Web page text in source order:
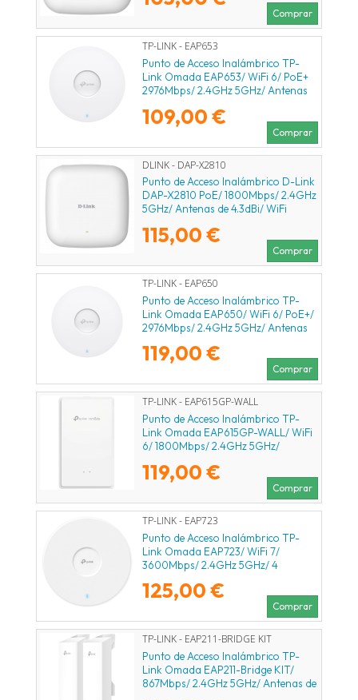
Comprar
TP-LINK - EAP653
Punto de Acceso Inalámbrico TP-
Link Omada EAP653/ WiFi 6/ PoE+
2976Mbps/ 2.4GHz 5GHz/ Antenas
109,00 €
Comprar
DLINK - DAP-X2810
Punto de Acceso Inalámbrico D-Link
DAP-X2810 PoE/ 1800Mbps/ 2.4GHz
5GHz/ Antenas de 4.3dBi/ WiFi
115,00 €
Comprar
TP-LINK - EAP650
Punto de Acceso Inalámbrico TP-
Link Omada EAP650/ WiFi 6/ PoE+/
2976Mbps/ 2.4GHz 5GHz/ Antenas
119,00 €
Comprar
TP-LINK - EAP615GP-WALL
Punto de Acceso Inalámbrico TP-
Link Omada EAP615GP-WALL/ WiFi
6/ 1800Mbps/ 2.4GHz 5GHz/
a/b/g/n/ac/ax
119,00 €
Comprar
TP-LINK - EAP723
Punto de Acceso Inalámbrico TP-
Link Omada EAP723/ WiFi 7/
3600Mbps/ 2.4GHz 5GHz/ 4
a/b/g/n/ac/ax/be
125,00 €
Comprar
TP-LINK - EAP211-BRIDGE KIT
Punto de Acceso Inalámbrico TP-
Link Omada EAP211-Bridge KIT/
867Mbps/ 2.4GHz 5GHz/ Antenas de